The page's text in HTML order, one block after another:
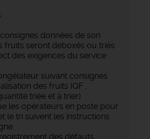
données de son
fruits seront deboxés ou triés
des exigences du service
suivant consignes
des fruits IQF ,
triée et à trier).
les opérateurs en poste pour
le tri suivent les instructions
des défauts